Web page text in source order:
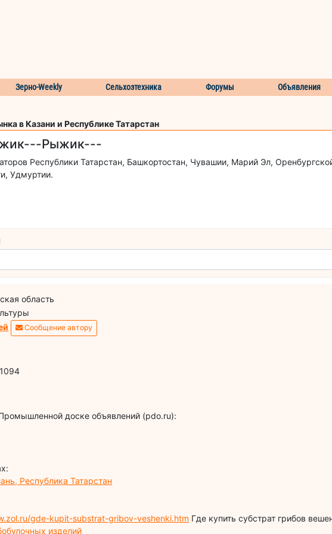
Зерно-Weekly Сельхозтехника Форумы Объявления
в Казани и Республике Татарстан
Рыжик---
Республики Татарстан, Башкортостан, Чувашии, Марий Эл,
Удмуртии.
область
Сообщение автору
доске объявлений (pdo.ru):
Республика Татарстан
gde-kupit-substrat-gribov-veshenki.htm Где купить субстрат грибов
изделий